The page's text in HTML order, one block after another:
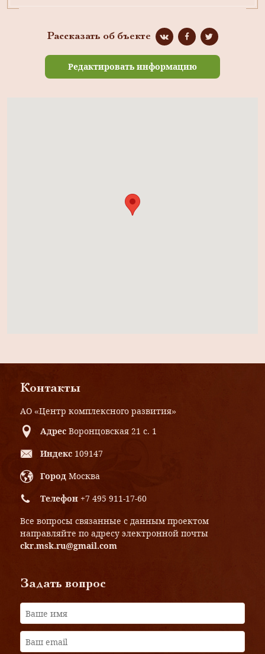
Рассказать об бъекте
Редактировать информацию
Контакты
АО «Центр комплексного развития»
Адрес Воронцовская 21 с. 1
Индекс 109147
Город Москва
Телефон +7 495 911-17-60
Все вопросы связанные с данным проектом
направляйте по адресу электронной почты
ckr.msk.ru@gmail.com
Задать вопрос